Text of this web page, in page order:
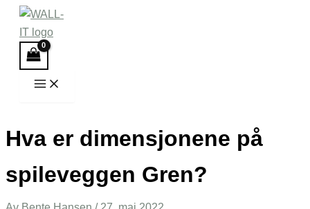
Hopp
innholdet
Hva er dimensjonene på
spileveggen Gren?